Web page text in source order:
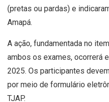
(pretas ou pardas) e
Amapá.
A ação, fundamentada no
ambos os exames, ocorrerá
2025. Os participantes
por meio de formulário
TJAP.